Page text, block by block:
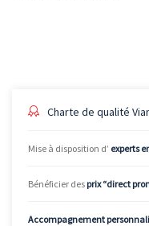
Charte de qualité
Mise à disposition d’ experts
Bénéficier des prix “direct
Accompagnement